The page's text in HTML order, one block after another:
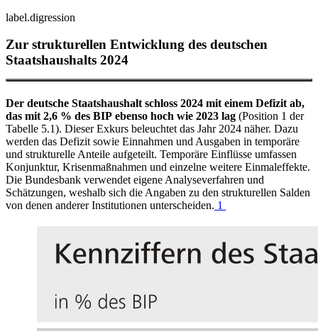
label.digression
Zur strukturellen Entwicklung des deutschen
Staatshaushalts 2024
Der deutsche Staatshaushalt schloss 2024 mit einem Defizit ab,
das mit 2,6 % des BIP ebenso hoch wie 2023 lag (Position 1 der
Tabelle 5.1). Dieser Exkurs beleuchtet das Jahr 2024 näher. Dazu
werden das Defizit sowie Einnahmen und Ausgaben in temporäre
und strukturelle Anteile aufgeteilt. Temporäre Einflüsse umfassen
Konjunktur, Krisenmaßnahmen und einzelne weitere Einmaleffekte.
Die Bundesbank verwendet eigene Analyseverfahren und
Schätzungen, weshalb sich die Angaben zu den strukturellen Salden
von denen anderer Institutionen unterscheiden. 1